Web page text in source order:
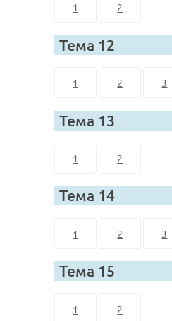
1 2
Тема 12
1 2 3
Тема 13
1 2
Тема 14
1 2 3
Тема 15
1 2